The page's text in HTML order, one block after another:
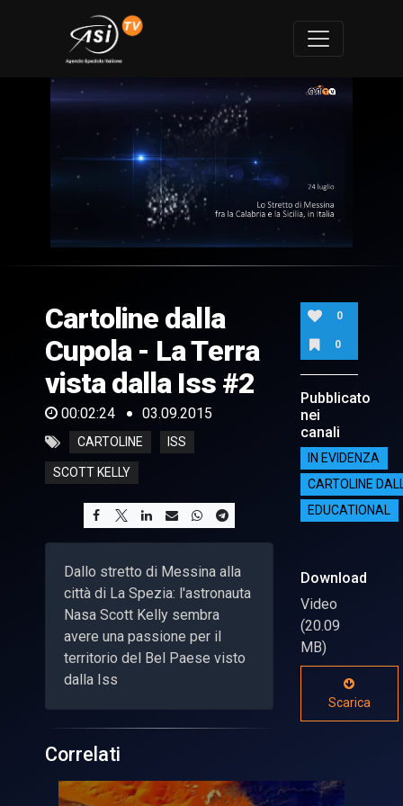
of
24
seconds
Cartoline dalla
Cupola - La Terra
vista dalla Iss #2
00:02:24 03.09.2015
CARTOLINE ISS
SCOTT KELLY
Dallo stretto di Messina alla
città di La Spezia: l'astronauta
Nasa Scott Kelly sembra
avere una passione per il
territorio del Bel Paese visto
dalla Iss
0
0
Pubblicato
nei
canali
IN EVIDENZA
CARTOLINE
EDUCATIONAL
Download
Video
(20.09
MB)
Scarica
Correlati